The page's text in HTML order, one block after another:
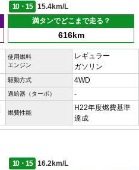
10・15
15.4km/L
満タンでどこまで走る？
616km
使用燃料
エンジン
レギュラー
ガソリン
駆動方式 4WD
過給器（ターボ） -
燃費性能
H22年度燃費基準
達成
10・15
16.2km/L